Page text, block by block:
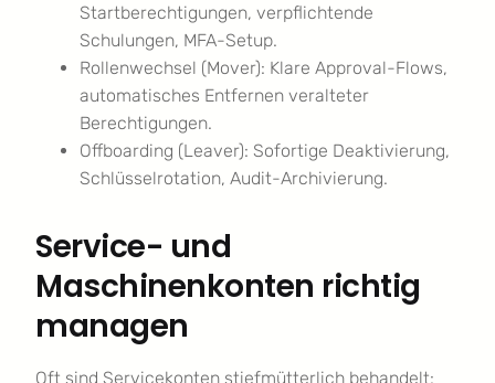
Startberechtigungen, verpflichtende
Schulungen, MFA-Setup.
Rollenwechsel (Mover): Klare Approval-Flows,
automatisches Entfernen veralteter
Berechtigungen.
Offboarding (Leaver): Sofortige Deaktivierung,
Schlüsselrotation, Audit-Archivierung.
Service- und
Maschinenkonten richtig
managen
Oft sind Servicekonten stiefmütterlich behandelt: